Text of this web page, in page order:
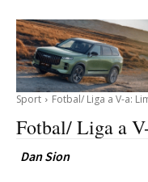
Sport Fotbal/ Liga a V-a:
Fotbal/ Liga a
Dan Sion